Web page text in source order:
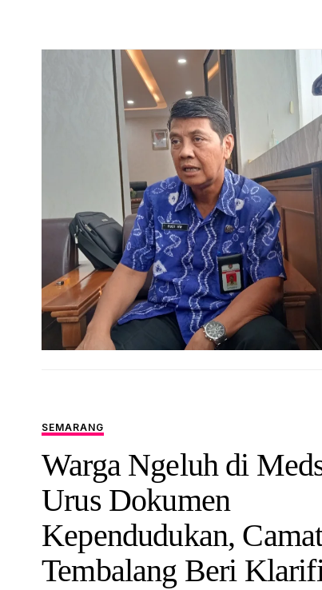
SEMARANG
Warga Ngeluh di
Urus Dokumen
Kependudukan,
Tembalang Beri